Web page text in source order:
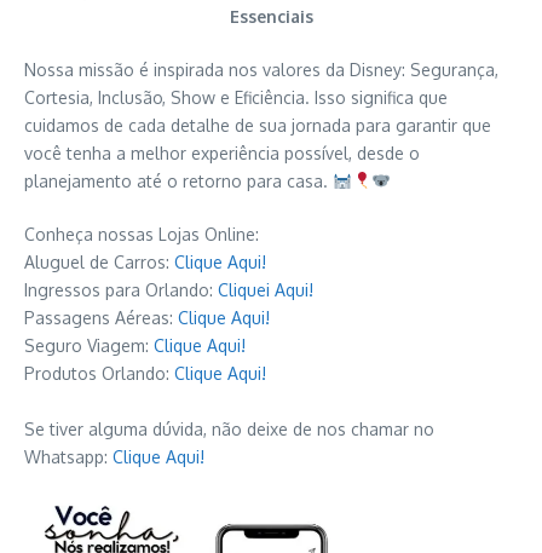
Essenciais
Nossa missão é inspirada nos valores da Disney: Segurança,
Cortesia, Inclusão, Show e Eficiência. Isso significa que
cuidamos de cada detalhe de sua jornada para garantir que
você tenha a melhor experiência possível, desde o
planejamento até o retorno para casa.
Conheça nossas Lojas Online:
Aluguel de Carros: Clique Aqui!
Ingressos para Orlando: Cliquei Aqui!
Passagens Aéreas: Clique Aqui!
Seguro Viagem: Clique Aqui!
Produtos Orlando: Clique Aqui!
Se tiver alguma dúvida, não deixe de nos chamar no
Whatsapp: Clique Aqui!